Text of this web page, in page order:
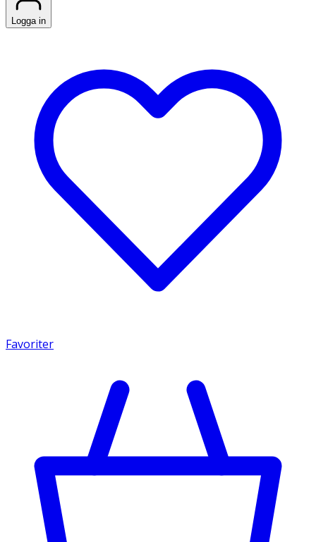
Logga in
Favoriter